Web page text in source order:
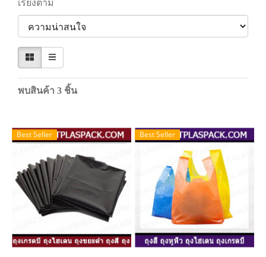
เรียงตาม
พบสินค้า 3 ชิ้น
Best Seller Best Seller